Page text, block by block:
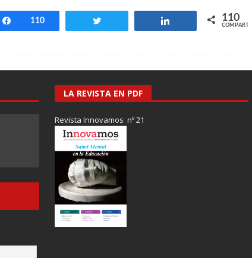
Compartir
110 Compartir 110
COMPARTIR
LA REVISTA EN PDF
Revista Innovamos nº 21